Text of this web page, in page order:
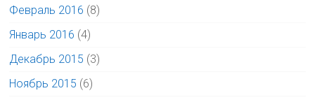
Февраль 2016 (8)
Январь 2016 (4)
Декабрь 2015 (3)
Ноябрь 2015 (6)